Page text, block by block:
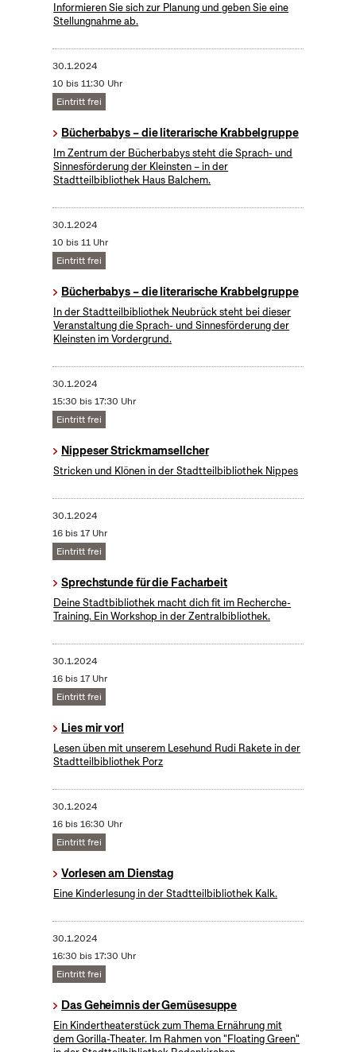
Informieren Sie sich zur Planung und geben Sie eine
Stellungnahme ab.
30.1.2024
10 bis 11:30 Uhr
Eintritt frei
Bücherbabys – die literarische Krabbelgruppe
Im Zentrum der Bücherbabys steht die Sprach- und
Sinnesförderung der Kleinsten – in der
Stadtteilbibliothek Haus Balchem.
30.1.2024
10 bis 11 Uhr
Eintritt frei
Bücherbabys – die literarische Krabbelgruppe
In der Stadtteilbibliothek Neubrück steht bei dieser
Veranstaltung die Sprach- und Sinnesförderung der
Kleinsten im Vordergrund.
30.1.2024
15:30 bis 17:30 Uhr
Eintritt frei
Nippeser Strickmamsellcher
Stricken und Klönen in der Stadtteilbibliothek Nippes
30.1.2024
16 bis 17 Uhr
Eintritt frei
Sprechstunde für die Facharbeit
Deine Stadtbibliothek macht dich fit im Recherche-
Training. Ein Workshop in der Zentralbibliothek.
30.1.2024
16 bis 17 Uhr
Eintritt frei
Lies mir vor!
Lesen üben mit unserem Lesehund Rudi Rakete in der
Stadtteilbibliothek Porz
30.1.2024
16 bis 16:30 Uhr
Eintritt frei
Vorlesen am Dienstag
Eine Kinderlesung in der Stadtteilbibliothek Kalk.
30.1.2024
16:30 bis 17:30 Uhr
Eintritt frei
Das Geheimnis der Gemüsesuppe
Ein Kindertheaterstück zum Thema Ernährung mit
dem Gorilla-Theater. Im Rahmen von "Floating Green"